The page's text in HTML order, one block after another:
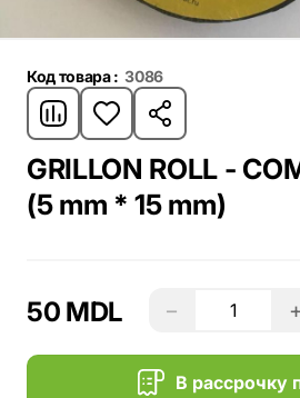
Код товара : 3086
GRILLON ROLL -
(5 mm * 15 mm)
50 MDL −
В рассрочку